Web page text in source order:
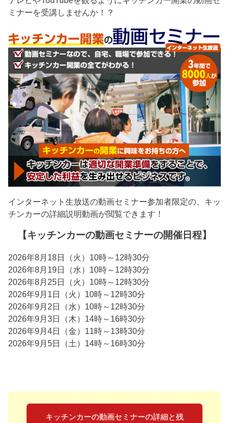
ミナーを受講しませんか！？
インターネット生放送の動画セミナー参加者限定の、キッ
チンカーの詳細説明動画が閲覧できます！
【キッチンカーの動画セミナーの開催日程】
2026年8月18日（火）10時～12時30分
2026年8月19日（水）10時～12時30分
2026年8月25日（火）10時～12時30分
2026年9月1日（火）10時～12時30分
2026年9月2日（水）10時～12時30分
2026年9月3日（木）14時～16時30分
2026年9月4日（金）11時～13時30分
2026年9月5日（土）14時～16時30分
キッチンカーの動画セミナーの詳細と残